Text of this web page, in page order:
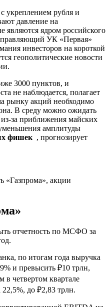
укреплением рубля и
давление на
являются ядром российского
УК «Первая»
инвесторов на короткой
геополитические новости
3000 пунктов, и
не наблюдается, полагает
рынку акций необходимо
В среду можно ожидать
за приближения майских
амплитуды
фишек , прогнозирует
отчетность по МСФО за
по итогам года выручка
и превысить ₽10 трлн,
в четвертом квартале
до ₽2,83 трлн.